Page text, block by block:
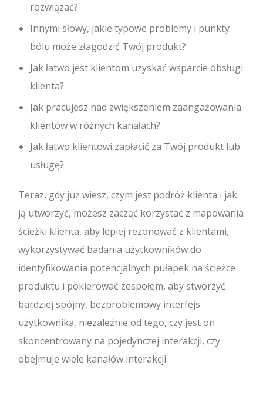
rozwiązać?
Innymi słowy, jakie typowe problemy i punkty
bólu może złagodzić Twój produkt?
Jak łatwo jest klientom uzyskać wsparcie obsługi
klienta?
Jak pracujesz nad zwiększeniem zaangażowania
klientów w różnych kanałach?
Jak łatwo klientowi zapłacić za Twój produkt lub
usługę?
Teraz, gdy już wiesz, czym jest podróż klienta i jak
ją utworzyć, możesz zacząć korzystać z mapowania
ścieżki klienta, aby lepiej rezonować z klientami,
wykorzystywać badania użytkowników do
identyfikowania potencjalnych pułapek na ścieżce
produktu i pokierować zespołem, aby stworzyć
bardziej spójny, bezproblemowy interfejs
użytkownika, niezależnie od tego, czy jest on
skoncentrowany na pojedynczej interakcji, czy
obejmuje wiele kanałów interakcji.